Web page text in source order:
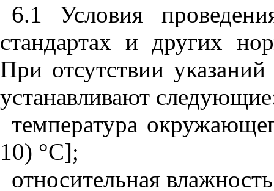
6.1 Условия
стандартах и других
При отсутствии
устанавливают
температура
10) °С];
относительная